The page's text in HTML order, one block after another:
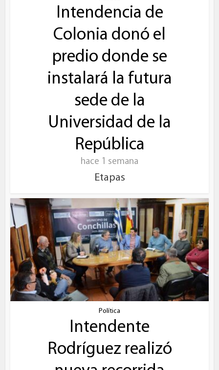
Intendencia de
Colonia donó el
predio donde se
instalará la futura
sede de la
Universidad de la
República
hace 1 semana
Etapas
Política
Intendente
Rodríguez realizó